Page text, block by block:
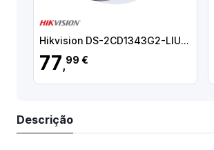
Hikvision DS-2CD1343G2-LIU(2.8mm) Câmara Turret IP, 4 MP, 2.8 mm, 30 m, PoE, IP67, Áudio, WDR (120 dB), Branco - 6931847188986
77,99 €
Descrição